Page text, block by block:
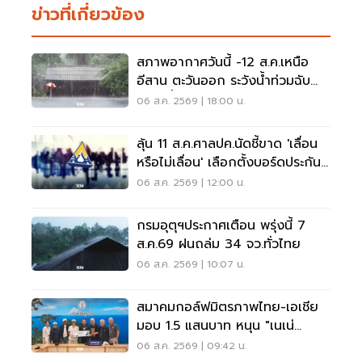
ข่าวที่เกี่ยวข้อง
สภาพอากาศวันนี้ -12 ส.ค.เหนือ
อีสาน ตะวันออก ระวังน้ำท่วมฉับ
พลัน น้ำป่าไหลหลาก
06 ส.ค. 2569 | 18:00 น.
ลุ้น 11 ส.ค.ศาลปค.นัดชี้ขาด 'เลื่อน
หรือไม่เลื่อน' เลือกตั้งบอร์ดประกัน
สังคม
06 ส.ค. 2569 | 12:00 น.
กรมอุตุฯประกาศเตือน พรุ่งนี้ 7
ส.ค.69 ฝนถล่ม 34 จว.ทั่วไทย
06 ส.ค. 2569 | 10:07 น.
สมาคมกอล์ฟมิตรภาพไทย-เอเชีย
มอบ 1.5 แสนบาท หนุน "เนเน่
รอยัล" ลุยเวทีที่สหรัฐ
06 ส.ค. 2569 | 09:42 น.